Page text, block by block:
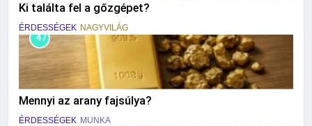
Ki találta fel a gőzgépet?
ÉRDESSÉGEK NAGYVILÁG
47
Mennyi az arany fajsúlya?
ÉRDESSÉGEK MUNKA